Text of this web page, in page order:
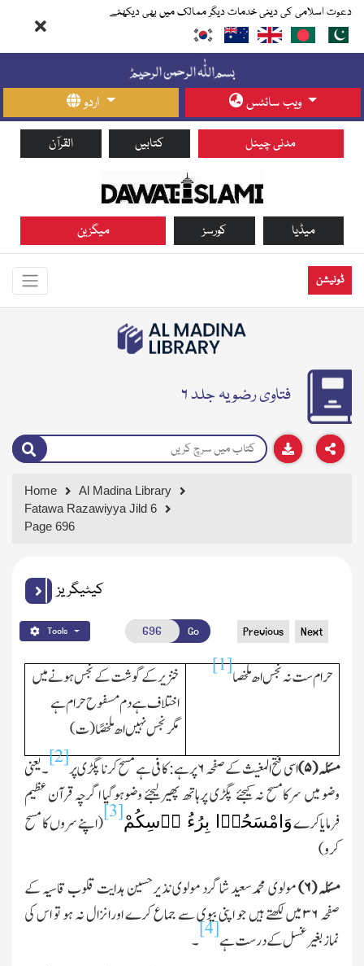
دعوت اسلامی کی دینی خدمات دیگر ممالک میں بھی دیکھئے
اردو ویب سائٹس
القرآن کتابیں مدنی چینل
میگزین کورسز میڈیا
ڈونیشن
فتاوی رضویہ جلد ۶
Home
Al Madina Library
Fatawa Razawiyya Jild 6
Page 696
کیٹیگریز
Tools Go Previous Next
حرام ست نہ نجساھ ملخصا[1]
خنزیرکے گوشت کے نجس ہونے میں
اختلاف ہے دم مسفوح حرام ہے
مگرنجس نہیںاھ ملخصًا (ت)
مسئلہ (۵) اسی فتح المغیث کے صفحہ۶پرہے: کافی ہے مسح کرنا پگڑی پر[2]۔ یعنی
وضو میں سرکامسح نہ کیجئے پگڑی پرہاتھ پھیرلیجئے وضوہوگیا اگرچہ قرآن عظیم
فرمایاکرےوَامْسَحُوۡا بِرُءُ وۡسِکُمْ[3](اپنے سروں کا مسح
کرو)
مسئلہ (۶) مولوی محمدسعید شاگرد مولوی نذیرحسین ہدایت قلوب قاسیہ کے
صفحہ۳۶میں لکھتے ہیں جو اپنی بیوی سے جماع کرے اورانزال نہ ہو تو اس کی
نمازبغیر غسل کے درست ہے[4]۔